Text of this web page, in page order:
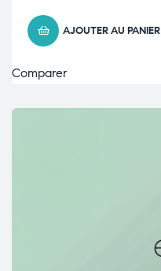
AJOUTER AU PANIER
Comparer